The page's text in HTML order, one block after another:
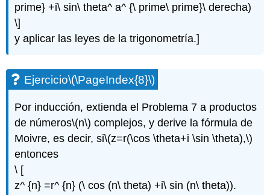
prime} +i\ sin\ theta^ a^ {\ prime\ prime}\ derecha)
\]
y aplicar las leyes de la trigonometría.]
Ejercicio\(\PageIndex{8}\)
Por inducción, extienda el Problema 7 a productos
de números\(n\) complejos, y derive la fórmula de
Moivre, es decir, si\(z=r(\cos \theta+i \sin \theta),\)
entonces
\ [
z^ {n} =r^ {n} (\ cos (n\ theta) +i\ sin (n\ theta)).